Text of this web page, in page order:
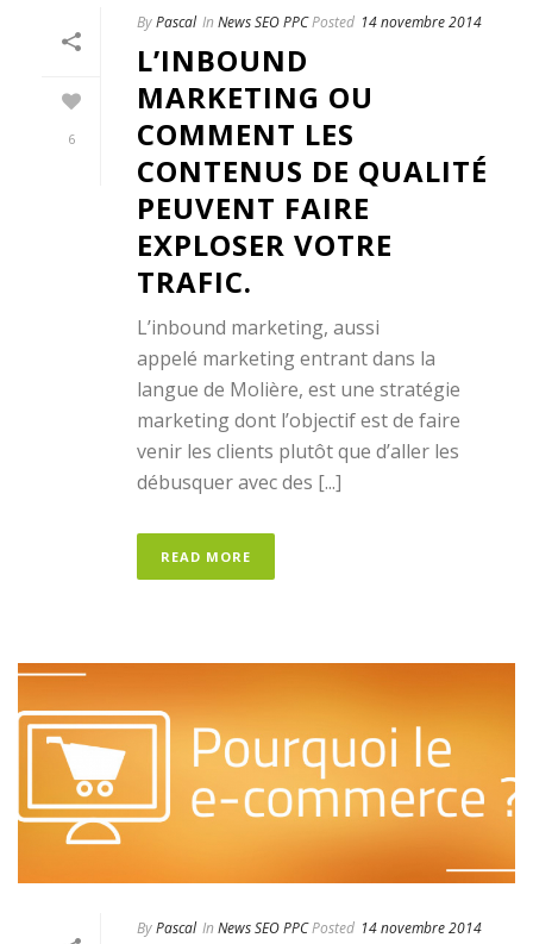
6
ByPascal In News SEO PPCPosted 14 novembre 2014
L’INBOUND
MARKETING OU
COMMENT LES
CONTENUS DE QUALITÉ
PEUVENT FAIRE
EXPLOSER VOTRE
TRAFIC.
L’inbound marketing, aussi
appelé marketing entrant dans la
langue de Molière, est une stratégie
marketing dont l’objectif est de faire
venir les clients plutôt que d’aller les
débusquer avec des [...]
READ MORE
ByPascal In News SEO PPCPosted 14 novembre 2014